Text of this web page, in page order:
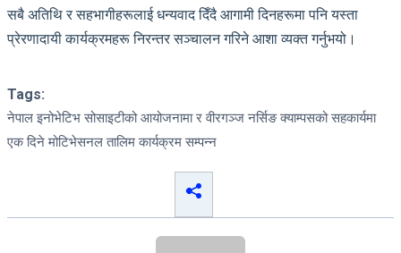
सबै अतिथि र सहभागीहरूलाई धन्यवाद दिँदै आगामी दिनहरूमा पनि यस्ता
प्रेरणादायी कार्यक्रमहरू निरन्तर सञ्चालन गरिने आशा व्यक्त गर्नुभयो।
Tags:
नेपाल इनोभेटिभ सोसाइटीको आयोजनामा र वीरगञ्ज नर्सिङ क्याम्पसको सहकार्यमा
एक दिने मोटिभेसनल तालिम कार्यक्रम सम्पन्न